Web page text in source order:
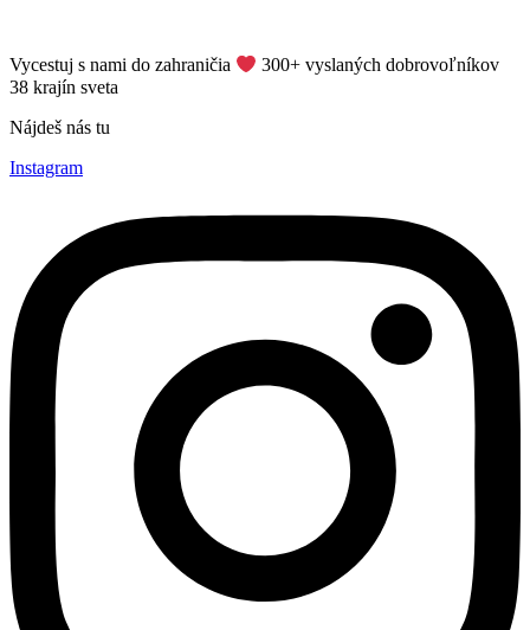
Vycestuj s nami do zahraničia
​ 300+ vyslaných dobrovoľníkov
38 krajín sveta
Nájdeš nás tu
Instagram